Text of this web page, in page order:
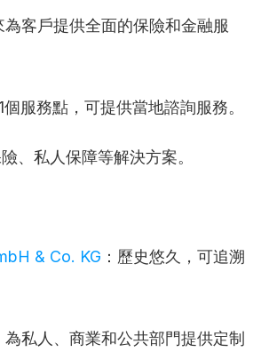
為客戶提供全面的保險和金融服
服務點，可提供當地諮詢服務。
、私人保障等解決方案。
& Co. KG ：歷史悠久，可追溯
為私人、商業和公共部門提供定制